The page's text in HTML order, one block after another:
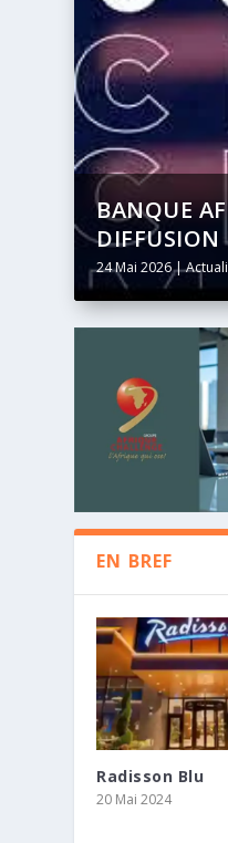
UNE
CAP-
8 Juin 2026|
BANQUE
DIFFUSION
24 Mai 2026|
LE
STUDIA
KHOLO
EN BREF
Radisson Blu
20 Mai 2024